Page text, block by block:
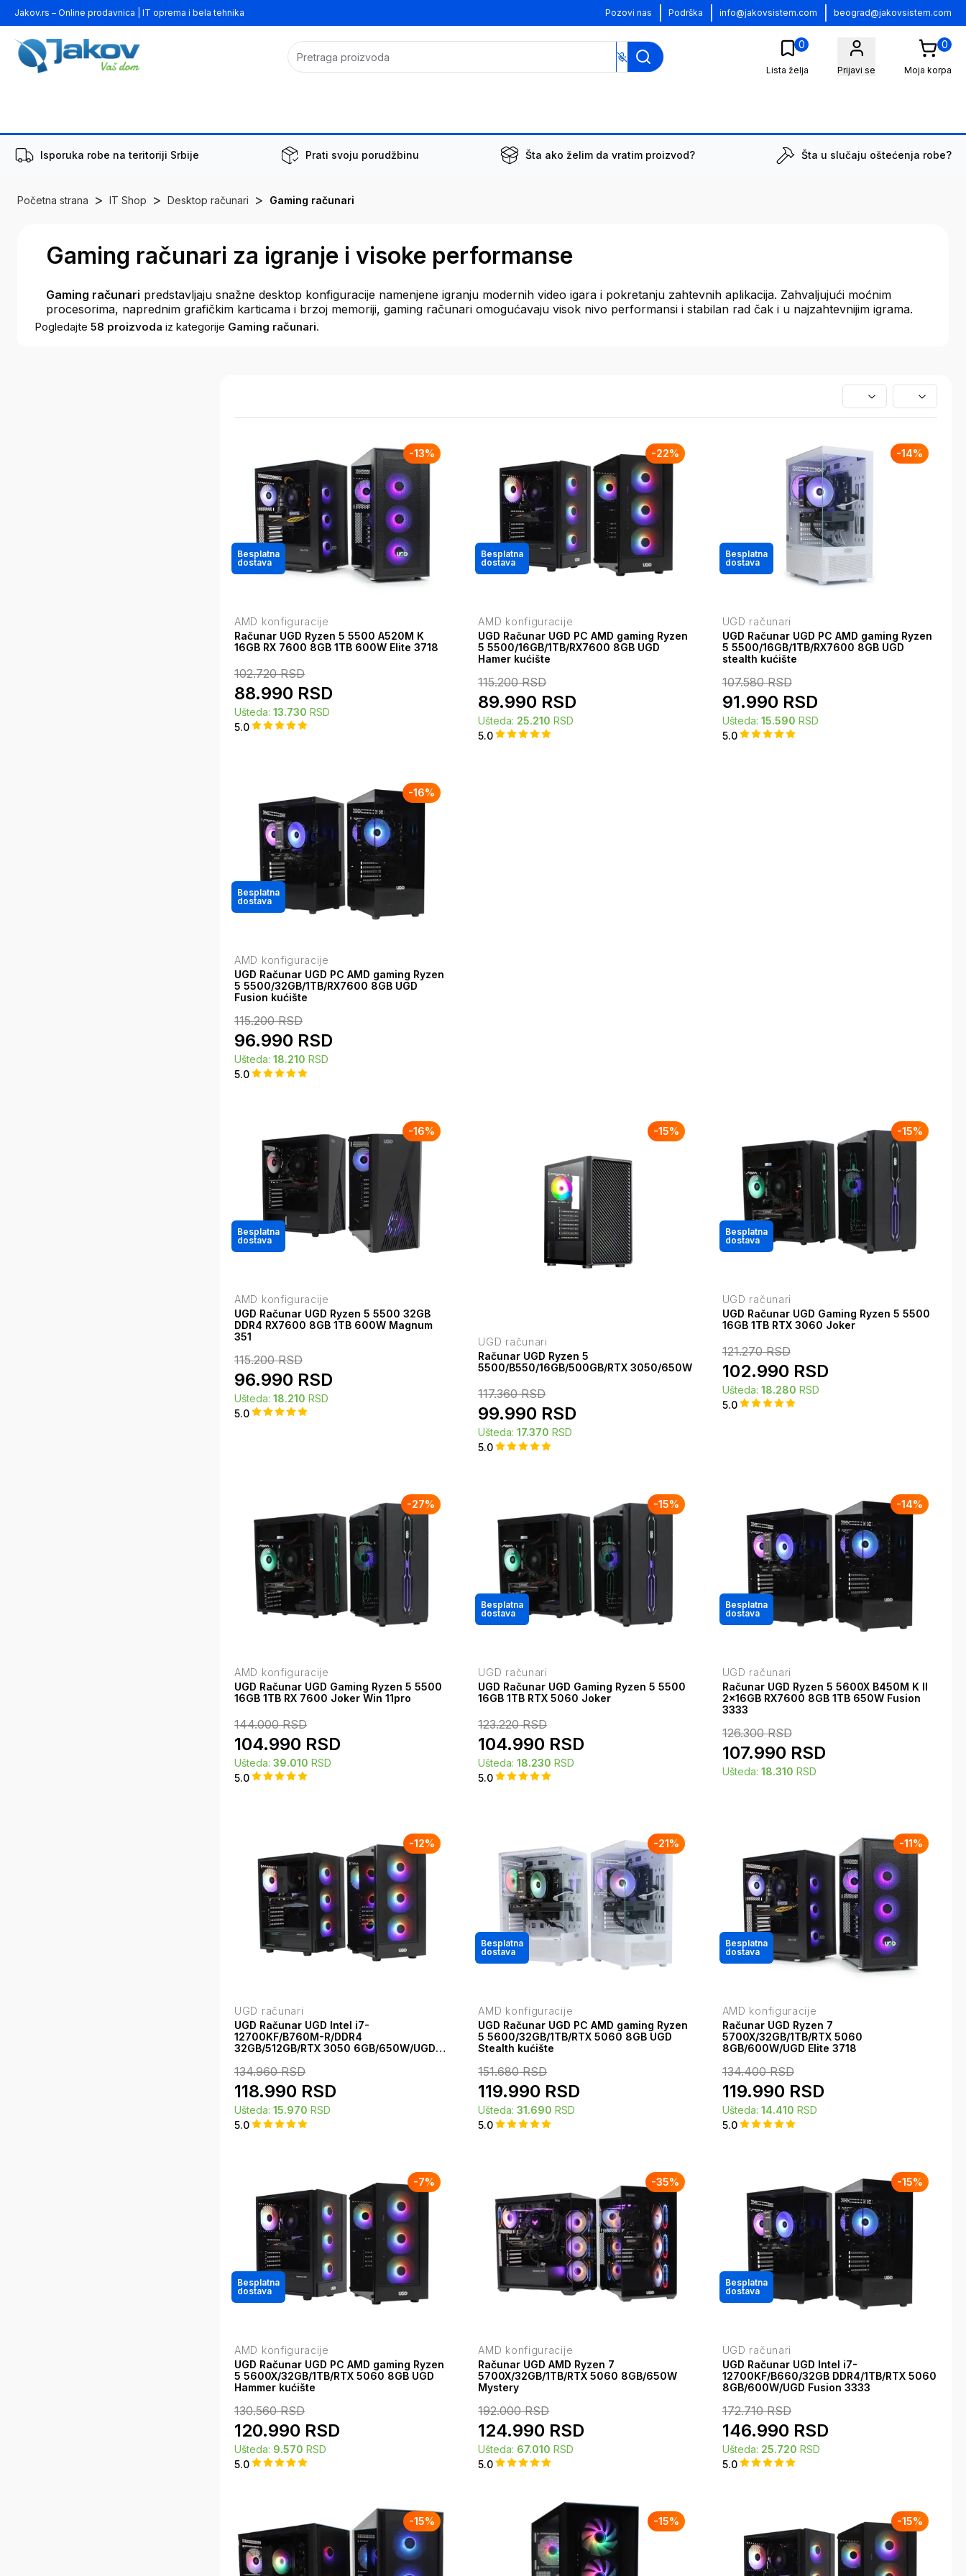
Jakov.rs – Online prodavnica | IT oprema i bela tehnika Pozovi nas Podrška info@jakovsistem.com beograd@jakovsistem.com
0
Lista želja Prijavi se
0
Moja korpa
Isporuka robe na teritoriji Srbije Prati svoju porudžbinu Šta ako želim da vratim proizvod? Šta u slučaju oštećenja robe?
Početna strana > IT Shop > Desktop računari > Gaming računari
Gaming računari za igranje i visoke performanse
Gaming računari predstavljaju snažne desktop konfiguracije namenjene igranju modernih video igara i pokretanju zahtevnih aplikacija. Zahvaljujući moćnim
procesorima, naprednim grafičkim karticama i brzoj memoriji, gaming računari omogućavaju visok nivo performansi i stabilan rad čak i u najzahtevnijim igrama.
Pogledajte 58 proizvoda iz kategorije Gaming računari.
-13%
Besplatna
dostava
AMD konfiguracije
Računar UGD Ryzen 5 5500 A520M K
16GB RX 7600 8GB 1TB 600W Elite 3718
5.0
102.720RSD
88.990 RSD
Ušteda: 13.730 RSD
-22%
Besplatna
dostava
AMD konfiguracije
UGD Računar UGD PC AMD gaming Ryzen
5 5500/16GB/1TB/RX7600 8GB UGD
Hamer kućište
5.0
115.200RSD
89.990 RSD
Ušteda: 25.210 RSD
-14%
Besplatna
dostava
UGD računari
UGD Računar UGD PC AMD gaming Ryzen
5 5500/16GB/1TB/RX7600 8GB UGD
stealth kućište
5.0
107.580RSD
91.990 RSD
Ušteda: 15.590 RSD
-16%
Besplatna
dostava
AMD konfiguracije
UGD Računar UGD PC AMD gaming Ryzen
5 5500/32GB/1TB/RX7600 8GB UGD
Fusion kućište
5.0
115.200RSD
96.990 RSD
Ušteda: 18.210 RSD
-16%
Besplatna
dostava
AMD konfiguracije
UGD Računar UGD Ryzen 5 5500 32GB
DDR4 RX7600 8GB 1TB 600W Magnum
351
5.0
115.200RSD
96.990 RSD
Ušteda: 18.210 RSD
-15%
UGD računari
Računar UGD Ryzen 5
5500/B550/16GB/500GB/RTX 3050/650W
5.0
117.360RSD
99.990 RSD
Ušteda: 17.370 RSD
-15%
Besplatna
dostava
UGD računari
UGD Računar UGD Gaming Ryzen 5 5500
16GB 1TB RTX 3060 Joker
5.0
121.270RSD
102.990 RSD
Ušteda: 18.280 RSD
-27%
AMD konfiguracije
UGD Računar UGD Gaming Ryzen 5 5500
16GB 1TB RX 7600 Joker Win 11pro
5.0
144.000RSD
104.990 RSD
Ušteda: 39.010 RSD
-15%
Besplatna
dostava
UGD računari
UGD Računar UGD Gaming Ryzen 5 5500
16GB 1TB RTX 5060 Joker
5.0
123.220RSD
104.990 RSD
Ušteda: 18.230 RSD
-14%
Besplatna
dostava
UGD računari
Računar UGD Ryzen 5 5600X B450M K II
2x16GB RX7600 8GB 1TB 650W Fusion
3333
126.300RSD
107.990 RSD
Ušteda: 18.310 RSD
-12%
UGD računari
UGD Računar UGD Intel i7-
12700KF/B760M-R/DDR4
32GB/512GB/RTX 3050 6GB/650W/UGD
5.0
134.960RSD
118.990 RSD
Ušteda: 15.970 RSD
-21%
Besplatna
dostava
AMD konfiguracije
UGD Računar UGD PC AMD gaming Ryzen
5 5600/32GB/1TB/RTX 5060 8GB UGD
Stealth kućište
5.0
151.680RSD
119.990 RSD
Ušteda: 31.690 RSD
-11%
Besplatna
dostava
AMD konfiguracije
Računar UGD Ryzen 7
5700X/32GB/1TB/RTX 5060
8GB/600W/UGD Elite 3718
5.0
134.400RSD
119.990 RSD
Ušteda: 14.410 RSD
-7%
Besplatna
dostava
AMD konfiguracije
UGD Računar UGD PC AMD gaming Ryzen
5 5600X/32GB/1TB/RTX 5060 8GB UGD
Hammer kućište
5.0
130.560RSD
120.990 RSD
Ušteda: 9.570 RSD
-35%
AMD konfiguracije
Računar UGD AMD Ryzen 7
5700X/32GB/1TB/RTX 5060 8GB/650W
Mystery
5.0
192.000RSD
124.990 RSD
Ušteda: 67.010 RSD
-15%
Besplatna
dostava
UGD računari
UGD Računar UGD Intel i7-
12700KF/B660/32GB DDR4/1TB/RTX 5060
8GB/600W/UGD Fusion 3333
5.0
172.710RSD
146.990 RSD
Ušteda: 25.720 RSD
-15% -15% -15%